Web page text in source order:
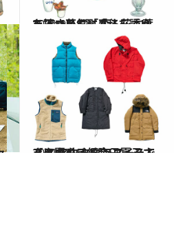
2021.9.6
ちょっと気になる花言葉を持つ花8選 「私を誘って下さい」「変人」…!?
ライフスタイル
2021.10.14
スタイリスト金子夏子さんに聞く タウンユースできる アウトドアアイテム【アウター編】
ファッション